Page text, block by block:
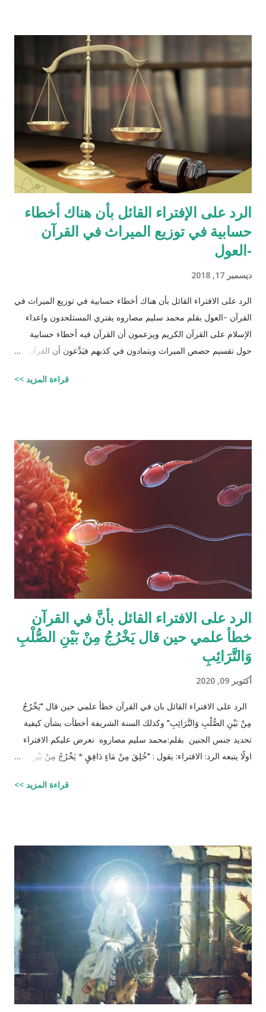
الرد على الإفتراء القائل بأن هناك أخطاء
حسابية في توزيع الميراث في القرآن
-العول
ديسمبر 17, 2018
الرد على الافتراء القائل بأن هناك أخطاء حسابية في توزيع الميراث في
القرآن -العول بقلم محمد سليم مصاروه يفتري المستلحدون واعداء
الإسلام على القرآن الكريم ويزعمون أن القرآن فيه أخطاء حسابية
حول تقسيم حصص الميراث ويتمادون في كذبهم فيَدَّعون أن القرآن من
الحصص وذلك لأنه في حالات مُعَيَّنة يكون مجموع حصص الورثة أكثر
القرآن الكريم مقدار حصص الوارثين المحتمل وجودهم على الغالب
أثناء تقسيم الميراث، فمثلاً ترث الأخت نصف مقدار الأخ الشقيق ولكن
هناك الكثير من الاحتمالات لوجود عدة أنواع من الورثة في نفس الوقت
مثل (أخ، أخت، عّم، جد حفيد وكذا) وبطبيعة الحال ليس من المعقول
افتراض تفصيل آيات القرآن الكريم لكل الحالات التي فيها تراكيب
مختلفة من الوارثين، وإلِّا لصار القرآن مُجَلَّدات من الحسابات
قراءة المزيد >>
الرد على الافتراء القائل بأنَّ في القرآن
خطأ علمي حين قال يَخْرُجُ مِنْ بَيْنِ الصُّلْبِ
وَالتَّرَائِبِ
أكتوبر 09, 2020
الرد على الافتراء القائل بان في القرآن خطأ علمي حين قال "يَخْرُجُ
مِنْ بَيْنِ الصُّلْبِ وَالتَّرَائِبِ" وكذلك السنة الشريفة أخطأت بشأن كيفية
تحديد جنس الجنين بقلم:محمد سليم مصاروه نعرض عليكم الافتراء
اولًا يتبعه الرد: الافتراء: يقول : "خُلِقَ مِنْ مَاءٍ دَافِقٍ * يَخْرُجُ مِنْ بَيْنِ
المنطقة الصدرية عندها ( الترائب ) , و لا يتكون مني الرجل من منطقته
الصدريّة أيضاً ( الصلب ) هو يتكون في الخصيتين خارج البطن بعيداً عن
منطقة الصدر !! وهذا ايضاً حديث صحيح يوضح مقصد الآية اكثر :" ماء
الرجل أبيض وماء المرأة أصفر، فإذا اجتمعا فعلا مني الرجل مني
المرأة أذكرا بإذن الله، وإذا علا مني المرأة مني الرجل أنثا بإذن الله "
صحيح مسلم ‪http://fatwa.islamweb.net/fatwa/index.php?
page=sh...
قراءة المزيد >>